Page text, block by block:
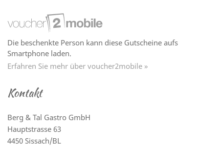
Die beschenkte Person kann diese Gutscheine aufs
Smartphone laden.
Erfahren Sie mehr über voucher2mobile »
Kontakt
Berg & Tal Gastro GmbH
Hauptstrasse 63
4450 Sissach/BL